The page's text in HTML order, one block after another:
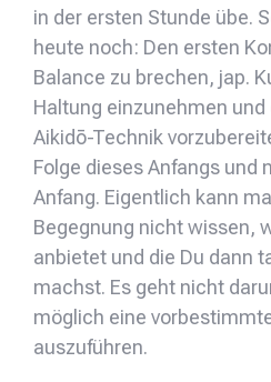
in der ersten Stunde übe.
heute noch: Den ersten
Balance zu brechen, jap.
Haltung einzunehmen
Aikidō-Technik
Folge dieses Anfangs und
Anfang. Eigentlich kann
Begegnung nicht wissen,
anbietet und die Du dann
machst. Es geht nicht
möglich eine
auszuführen.